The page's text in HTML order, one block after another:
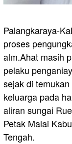
Palangkaraya-
proses
alm.Ahat masih
pelaku
sejak di
keluarga pada
aliran sungai
Petak Malai
Tengah.